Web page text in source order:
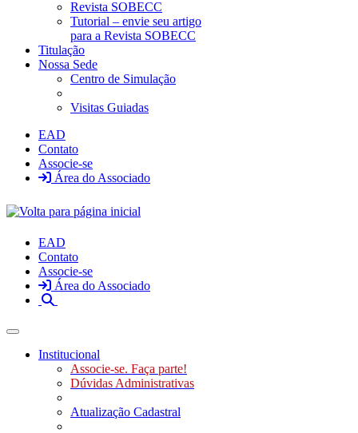
Revista SOBECC
Tutorial – envie seu artigo
para a Revista SOBECC
Titulação
Nossa Sede
Centro de Simulação
Visitas Guiadas
EAD
Contato
Associe-se
Área do Associado
EAD
Contato
Associe-se
Área do Associado
Toggle navigation
Institucional
Associe-se. Faça parte!
Dúvidas Administrativas
Atualização Cadastral